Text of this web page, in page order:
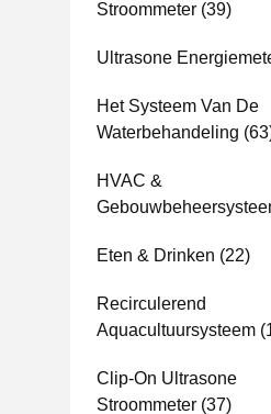
Stroommeter (39)
Ultrasone
Het Systeem Van De
Waterbehandeling
HVAC &
Eten & Drinken (22)
Recirculerend
Aquacultuursysteem
Clip-On Ultrasone
Stroommeter (37)